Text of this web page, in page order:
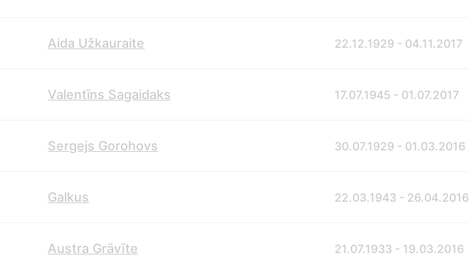
Aida Užkauraite 22.12.1929 - 04.11.2017
Valentīns Sagaidaks 17.07.1945 - 01.07.2017
Sergejs Gorohovs 30.07.1929 - 01.03.2016
Galkus 22.03.1943 - 26.04.2016
Austra Grāvīte 21.07.1933 - 19.03.2016